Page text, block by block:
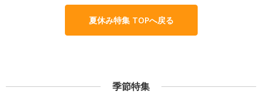
夏休み特集 TOPへ戻る
季節特集